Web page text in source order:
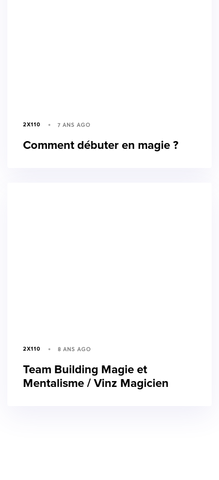
2X110 7 ANS AGO
Comment débuter en magie ?
2X110 8 ANS AGO
Team Building Magie et
Mentalisme / Vinz Magicien